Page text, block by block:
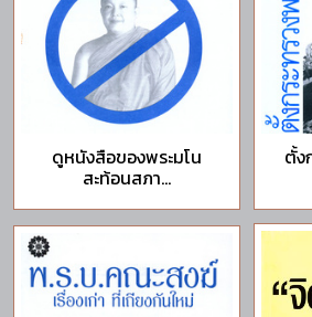
ดูหนังสือของพระมโน
สะท้อนสภา...
ตั้ง